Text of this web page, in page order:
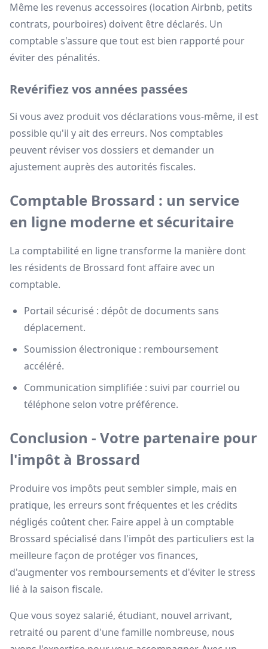
Même les revenus accessoires (location Airbnb, petits
contrats, pourboires) doivent être déclarés. Un
comptable s'assure que tout est bien rapporté pour
éviter des pénalités.
Revérifiez vos années passées
Si vous avez produit vos déclarations vous-même, il est
possible qu'il y ait des erreurs. Nos comptables
peuvent réviser vos dossiers et demander un
ajustement auprès des autorités fiscales.
Comptable Brossard : un service
en ligne moderne et sécuritaire
La comptabilité en ligne transforme la manière dont
les résidents de Brossard font affaire avec un
comptable.
Portail sécurisé : dépôt de documents sans
déplacement.
Soumission électronique : remboursement
accéléré.
Communication simplifiée : suivi par courriel ou
téléphone selon votre préférence.
Conclusion - Votre partenaire pour
l'impôt à Brossard
Produire vos impôts peut sembler simple, mais en
pratique, les erreurs sont fréquentes et les crédits
négligés coûtent cher. Faire appel à un comptable
Brossard spécialisé dans l'impôt des particuliers est la
meilleure façon de protéger vos finances,
d'augmenter vos remboursements et d'éviter le stress
lié à la saison fiscale.
Que vous soyez salarié, étudiant, nouvel arrivant,
retraité ou parent d'une famille nombreuse, nous